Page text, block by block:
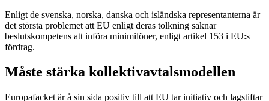
Enligt de svenska, norska, danska och isländska representanterna är
det största problemet att EU enligt deras tolkning saknar
beslutskompetens att införa minimilöner, enligt artikel 153 i EU:s
fördrag.
Måste stärka kollektivavtalsmodellen
Europafacket är å sin sida positiv till att EU tar initiativ och lagstiftar